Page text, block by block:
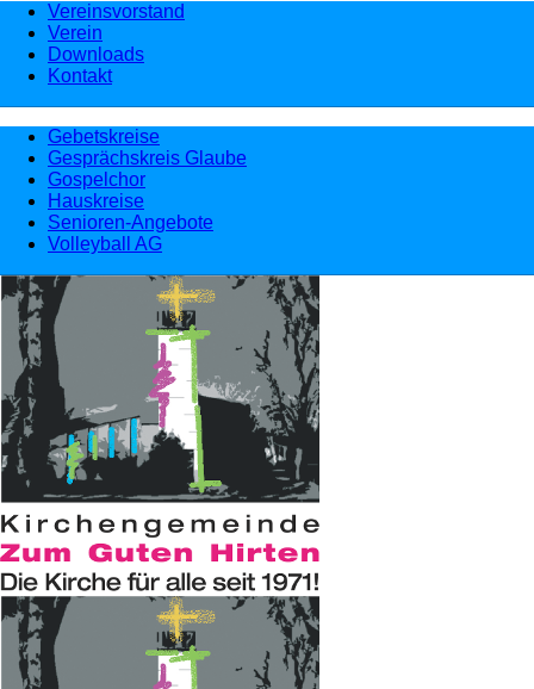
Vereinsvorstand
Verein
Downloads
Kontakt
Gebetskreise
Gesprächskreis Glaube
Gospelchor
Hauskreise
Senioren-Angebote
Volleyball AG